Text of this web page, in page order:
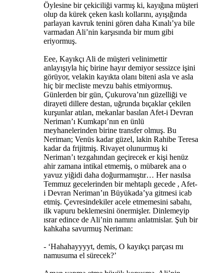
Öylesine bir çekiciliği varmış ki, kayığına müşteri
olup da kürek çeken kaslı kollarını, ayışığında
parlayan kavruk tenini gören daha Kınalı’ya bile
varmadan Ali’nin karşısında bir mum gibi
eriyormuş.
Eee, Kayıkçı Ali de müşteri velinimettir
anlayışıyla hiç birine hayır demiyor sessizce işini
görüyor, velakin kayıkta olanı biteni asla ve asla
hiç bir mecliste mevzu bahis etmiyormuş.
Günlerden bir gün, Çukurova’nın güzelliği ve
dirayeti dillere destan, uğrunda bıçaklar çekilen
kurşunlar atılan, mekanlar basılan Afet-i Devran
Neriman’ı Kumkapı’nın en ünlü
meyhanelerinden birine transfer olmuş. Bu
Neriman; Venüs kadar güzel, lakin Rahibe Teresa
kadar da frijitmiş. Rivayet olunurmuş ki
Neriman’ı tezgahından geçirecek er kişi henüz
ahir zamana intikal etmemiş, o mübarek ana o
yavuz yiğidi daha doğurmamıştır… Her nasılsa
Temmuz gecelerinden bir mehtaplı gecede , Afet-
i Devran Neriman’ın Büyükada’ya gitmesi icab
etmiş. Çevresindekiler acele etmemesini sabahı,
ilk vapuru beklemesini önermişler. Dinlemeyip
ısrar edince de Ali’nin namını anlatmislar. Şuh bir
kahkaha savurmuş Neriman:
- ‘Hahahayyyyt, demis, O kayıkçı parçası mı
namusuma el sürecek?’